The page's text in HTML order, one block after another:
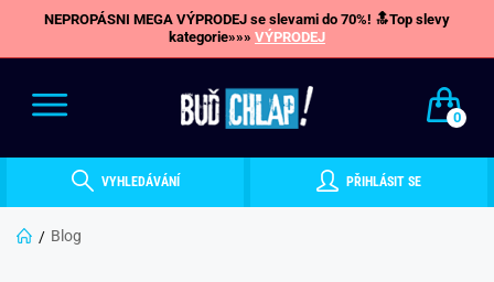
NEPROPÁSNI MEGA VÝPRODEJ se slevami do 70%! 🔝Top slevy
kategorie»»» VÝPRODEJ
0
VYHLEDÁVÁNÍ PŘIHLÁSIT SE
Blog